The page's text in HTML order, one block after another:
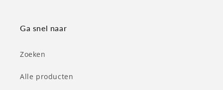
Ga snel naar
Zoeken
Alle producten